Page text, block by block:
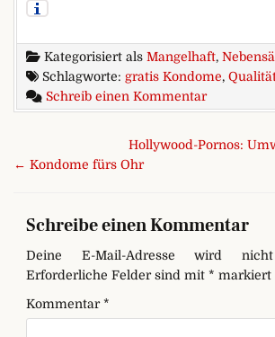
Kategorisiert als Mangelhaft,
Schlagworte: gratis Kondome,
Schreib einen Kommentarzu
Beitragsnavigation
Hollywood-Pornos:
← Kondome fürs Ohr
Schreibe einen Kommentar
Deine E-Mail-Adresse wird nicht
Erforderliche Felder sind mit * markiert
Kommentar *